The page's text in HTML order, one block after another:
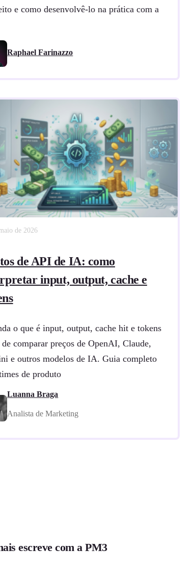
e como desenvolvê-lo na prática com a
Raphael Farinazzo
de 2026
de API de IA: como
input, output, cache e
o que é input, output, cache hit e tokens
de comparar preços de OpenAI, Claude,
e outros modelos de IA. Guia completo
de produto
Luanna Braga
Analista de Marketing
escreve com a PM3